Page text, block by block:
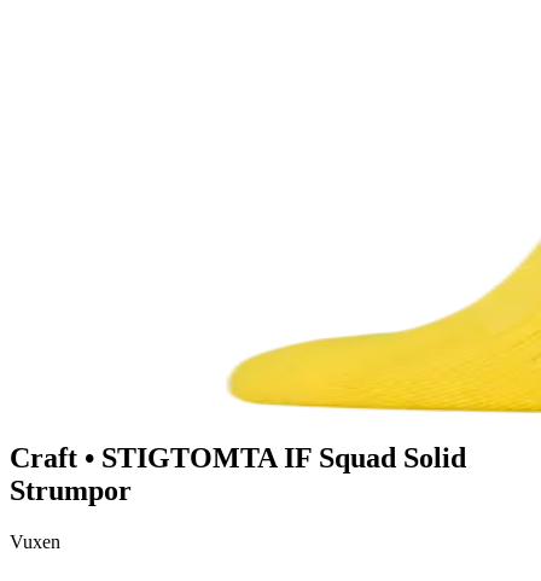
Craft • STIGTOMTA IF Squad Solid
Strumpor
Vuxen